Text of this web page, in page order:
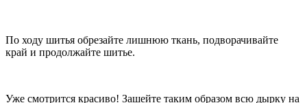
По ходу шитья обрезайте лишнюю ткань, подворачивайте
край и продолжайте шитье.
Уже смотрится красиво! Зашейте таким образом всю дырку на